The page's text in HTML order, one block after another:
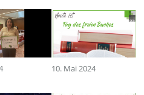
10. Mai 2024